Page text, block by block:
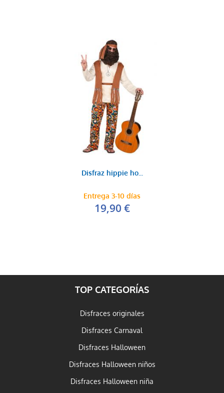
Disfraz hippie ho...
Entrega 3-10 días
19,90 €
TOP CATEGORÍAS
Disfraces originales
Disfraces Carnaval
Disfraces Halloween
Disfraces Halloween niños
Disfraces Halloween niña